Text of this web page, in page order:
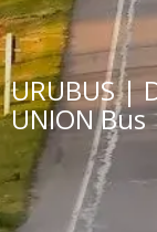
URUBUS |
UNION